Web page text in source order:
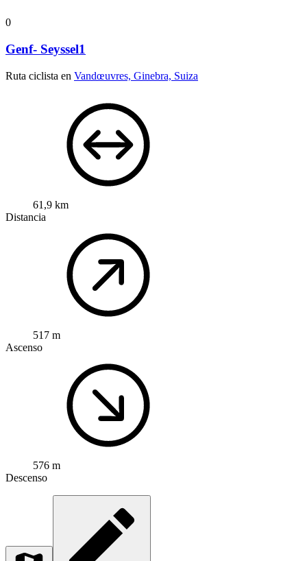
0
Genf- Seyssel1
Ruta ciclista en Vandœuvres, Ginebra, Suiza
61,9 km
Distancia
517 m
Ascenso
576 m
Descenso